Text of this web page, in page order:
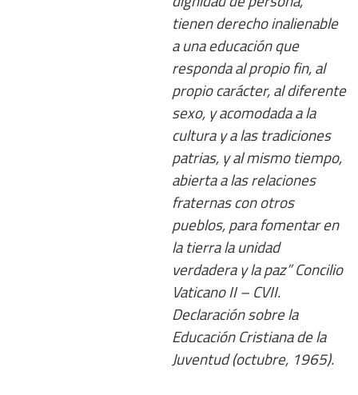
tienen derecho inalienable
a una educación que
responda al propio fin, al
propio carácter, al diferente
sexo, y acomodada a la
cultura y a las tradiciones
patrias, y al mismo tiempo,
abierta a las relaciones
fraternas con otros
pueblos, para fomentar en
la tierra la unidad
verdadera y la paz” Concilio
Vaticano II – CVII.
Declaración sobre la
Educación Cristiana de la
Juventud (octubre, 1965).